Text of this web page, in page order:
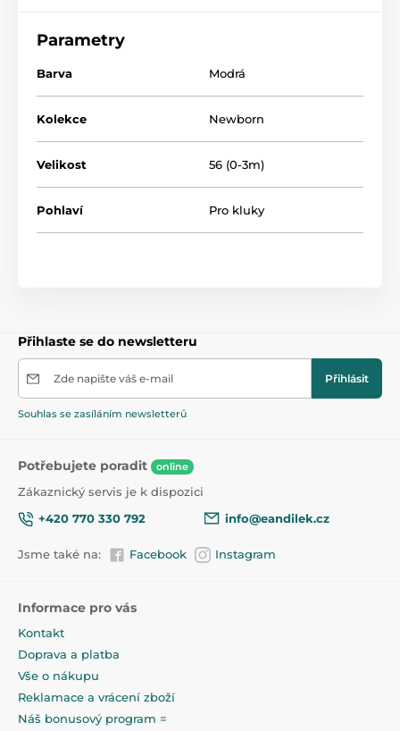
Parametry
Barva Modrá
Kolekce Newborn
Velikost 56 (0-3m)
Pohlaví Pro kluky
Přihlaste se do newsletteru
Zde napište váš e-mail Přihlásit
Souhlas se zasíláním newsletterů
Potřebujete poradit online
Zákaznický servis je k dispozici
+420 770 330 792
info@eandilek.cz
Jsme také na: Facebook Instagram
Informace pro vás
Kontakt
Doprava a platba
Vše o nákupu
Reklamace a vrácení zboží
Náš bonusový program =